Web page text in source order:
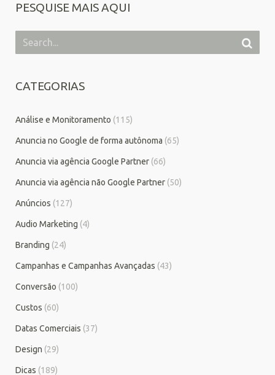
PESQUISE MAIS AQUI
CATEGORIAS
Análise e Monitoramento (115)
Anuncia no Google de forma autônoma (65)
Anuncia via agência Google Partner (66)
Anuncia via agência não Google Partner (50)
Anúncios (127)
Audio Marketing (4)
Branding (24)
Campanhas e Campanhas Avançadas (43)
Conversão (100)
Custos (60)
Datas Comerciais (37)
Design (29)
Dicas (189)